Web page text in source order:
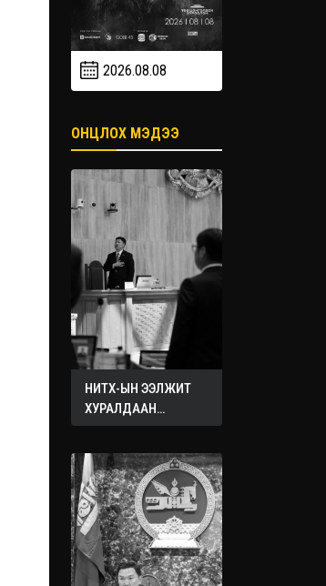
2026.08.08
ОНЦЛОХ МЭДЭЭ
НИТХ-ЫН ЭЭЛЖИТ
ХУРАЛДААН
ЭХЭЛЛЭЭ